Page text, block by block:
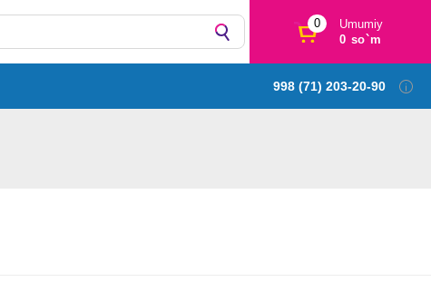
0
Umumiy
0 so`m
998 (71) 203-20-90